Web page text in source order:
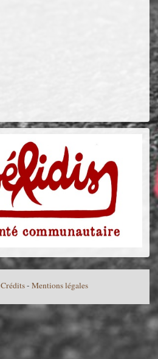
Crédits- Mentions légales